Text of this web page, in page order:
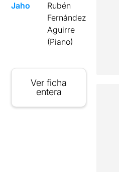
Jaho
Rubén
Fernández
Aguirre
(Piano)
Ver ficha
entera